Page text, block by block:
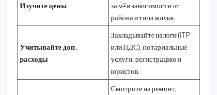
Изучите цены
за м² в зависимости от
района и типа жилья.
Учитывайте доп.
расходы
Закладывайте налоги (ITP
или НДС), нотариальные
услуги, регистрацию и
юристов.
Смотрите на ремонт,